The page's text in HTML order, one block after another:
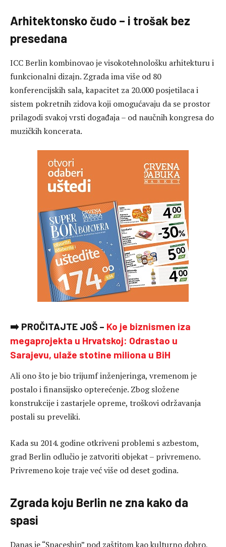
Arhitektonsko čudo – i trošak bez
presedana
ICC Berlin kombinovao je visokotehnološku arhitekturu i
funkcionalni dizajn. Zgrada ima više od 80
konferencijskih sala, kapacitet za 20.000 posjetilaca i
sistem pokretnih zidova koji omogućavaju da se prostor
prilagodi svakoj vrsti događaja – od naučnih kongresa do
muzičkih koncerata.
➡️ PROČITAJTE JOŠ – Ko je biznismen iza
megaprojekta u Hrvatskoj: Odrastao u
Sarajevu, ulaže stotine miliona u BiH
Ali ono što je bio trijumf inženjeringa, vremenom je
postalo i finansijsko opterećenje. Zbog složene
konstrukcije i zastarjele opreme, troškovi održavanja
postali su preveliki.
Kada su 2014. godine otkriveni problemi s azbestom,
grad Berlin odlučio je zatvoriti objekat – privremeno.
Privremeno koje traje već više od deset godina.
Zgrada koju Berlin ne zna kako da
spasi
Danas je “Spaceship” pod zaštitom kao kulturno dobro,